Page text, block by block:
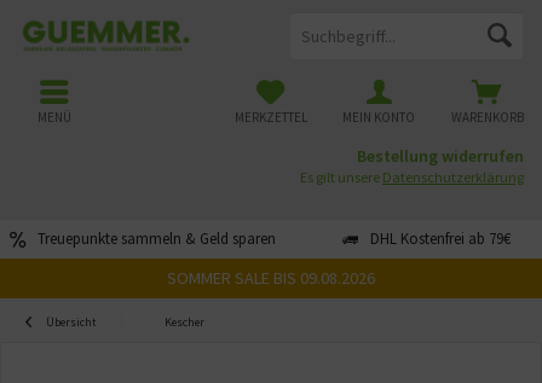
Treuepunkte sammeln & Geld sparen DHL Kostenfrei ab 79€
WARENKORB
MERKZETTEL MEIN KONTO
MENÜ
Bestellung widerrufen
Es gilt unsere Datenschutzerklärung
SOMMER SALE BIS 09.08.2026
Übersicht Kescher